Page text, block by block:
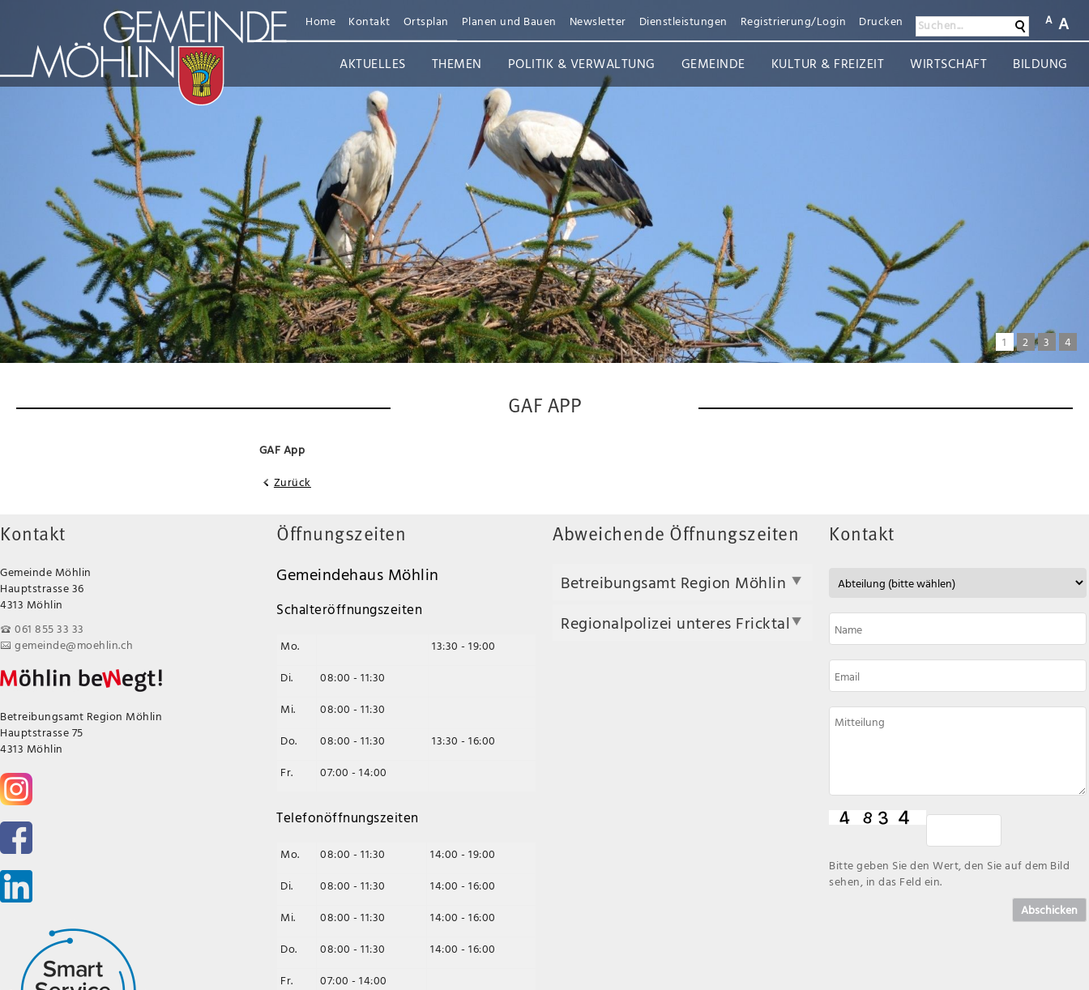
A A
Suchen...
Home Kontakt Ortsplan Planen und Bauen Newsletter Dienstleistungen Registrierung/Login DruckenSuchen
AKTUELLES THEMEN POLITIK & VERWALTUNG GEMEINDE KULTUR & FREIZEIT WIRTSCHAFT BILDUNG
1 2 3 4
GAF APP
GAF App
Zurück
Kontakt
Gemeinde Möhlin
Hauptstrasse 36
4313 Möhlin
061 855 33 33
gemeinde@moehlin.ch
Betreibungsamt Region Möhlin
Hauptstrasse 75
4313 Möhlin
Öffnungszeiten
Gemeindehaus Möhlin
Schalteröffnungszeiten
Mo.
13:30 - 19:00
Di.
08:00 - 11:30
Mi.
08:00 - 11:30
Do.
08:00 - 11:30
13:30 - 16:00
Fr.
07:00 - 14:00
Telefonöffnungszeiten
Mo. 08:00 - 11:30
14:00 - 19:00
Di.
08:00 - 11:30
14:00 - 16:00
Mi.
08:00 - 11:30
14:00 - 16:00
Do.
08:00 - 11:30
14:00 - 16:00
Fr.
07:00 - 14:00
Abweichende Öffnungszeiten
Betreibungsamt Region Möhlin
Regionalpolizei unteres Fricktal
Kontakt
Bitte geben Sie den Wert, den Sie auf dem Bild
sehen, in das Feld ein.
Abschicken